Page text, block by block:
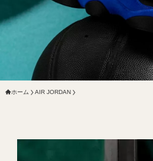
ホーム AIR JORDAN